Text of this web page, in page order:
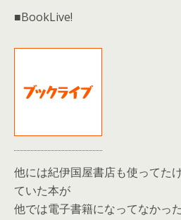
■BookLive!
他には紀伊国屋書店も使ってた
ていた本が
他では電子書籍になってなかった